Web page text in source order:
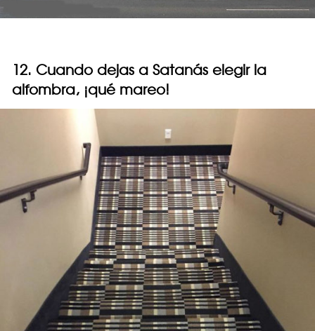
12. Cuando dejas a Satanás elegir la
alfombra, ¡qué mareo!